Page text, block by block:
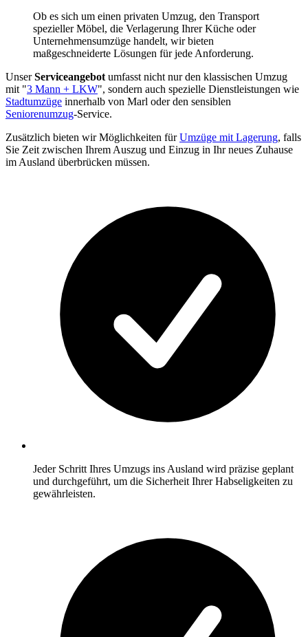
Ob es sich um einen privaten Umzug, den Transport
spezieller Möbel, die Verlagerung Ihrer Küche oder
Unternehmensumzüge handelt, wir bieten
maßgeschneiderte Lösungen für jede Anforderung.
UnserServiceangebot umfasst nicht nur den klassischen Umzug
mit "3 Mann + LKW", sondern auch spezielle Dienstleistungen wie
Stadtumzüge innerhalb von Marl oder den sensiblen
Seniorenumzug-Service.
Zusätzlich bieten wir Möglichkeiten fürUmzüge mit Lagerung, falls
Sie Zeit zwischen Ihrem Auszug und Einzug in Ihr neues Zuhause
im Ausland überbrücken müssen.
Jeder Schritt Ihres Umzugs ins Ausland wird präzise geplant
und durchgeführt, um die Sicherheit Ihrer Habseligkeiten zu
gewährleisten.